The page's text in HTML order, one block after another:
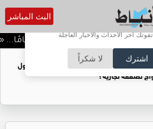
أترغب في تفعيل الإشعارات؟
آخر الأحداث والأخبار العاجلة
اشترك لا شكراً
البث المباشر
الكتاب الذي انتظرته ثلاثين عامًا...
يستغللنه لتحقيق مكاسب مادية.. هل تحول
لصفقة تجارية؟